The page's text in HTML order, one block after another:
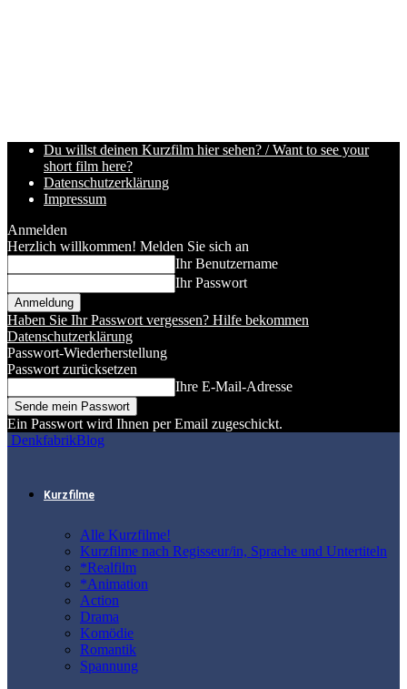
Du willst deinen Kurzfilm hier sehen? / Want to see your
short film here?
Datenschutzerklärung
Impressum
Anmelden
Herzlich willkommen! Melden Sie sich an
Ihr Benutzername
Ihr Passwort
Haben Sie Ihr Passwort vergessen? Hilfe bekommen
Datenschutzerklärung
Passwort-Wiederherstellung
Passwort zurücksetzen
Ihre E-Mail-Adresse
Ein Passwort wird Ihnen per Email zugeschickt.
DenkfabrikBlog
Kurzfilme
Alle Kurzfilme!
Kurzfilme nach Regisseur/in, Sprache und Untertiteln
*Realfilm
*Animation
Action
Drama
Komödie
Romantik
Spannung